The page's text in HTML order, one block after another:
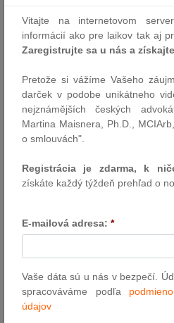
VYHĽADÁVANIE ASPI
Číslo predpisu:
Názov:
Vitajte na internetovom
informácií ako pre laikov tak aj
Zaregistrujte sa u nás a
Pretože si vážíme Vašeho
darček v podobe unikátneho
nejznámějších českých
Martina Maisnera, Ph.D.,
o smlouvách".
Registrácia je zdarma, k
získáte každý týždeň prehľad o
E-mailová adresa: *
Vaše dáta sú u nás v bezpečí.
spracováváme podľa
údajov